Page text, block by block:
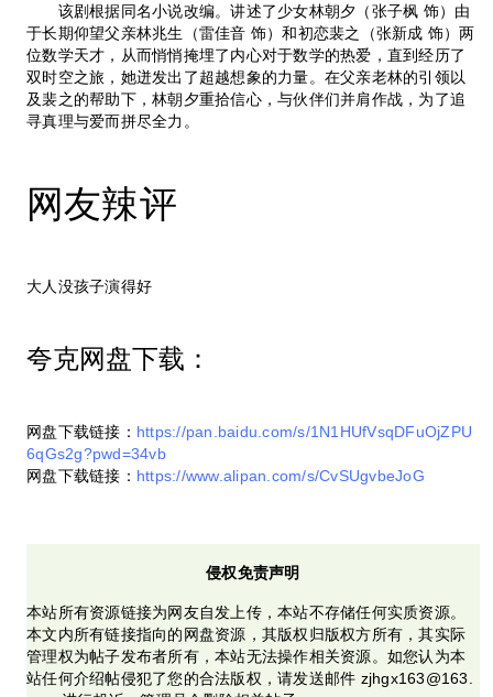
该剧根据同名小说改编。讲述了少女林朝夕（张子枫 饰）由
于长期仰望父亲林兆生（雷佳音 饰）和初恋裴之（张新成 饰）两
位数学天才，从而悄悄掩埋了内心对于数学的热爱，直到经历了
双时空之旅，她迸发出了超越想象的力量。在父亲老林的引领以
及裴之的帮助下，林朝夕重拾信心，与伙伴们并肩作战，为了追
寻真理与爱而拼尽全力。
网友辣评
大人没孩子演得好
夸克网盘下载：
网盘下载链接： https://pan.baidu.com/s/1N1HUfVsqDFuOjZPU
6qGs2g?pwd=34vb
网盘下载链接： https://www.alipan.com/s/CvSUgvbeJoG
侵权免责声明
本站所有资源链接为网友自发上传，本站不存储任何实质资源。
本文内所有链接指向的网盘资源，其版权归版权方所有，其实际
管理权为帖子发布者所有，本站无法操作相关资源。如您认为本
站任何介绍帖侵犯了您的合法版权，请发送邮件 zjhgx163@163.